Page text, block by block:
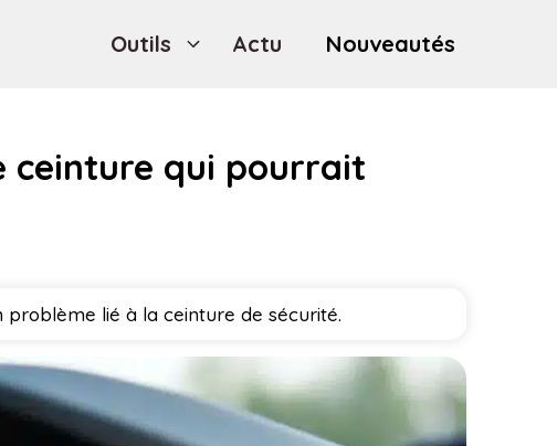
Outils Actu Nouveautés
ceinture qui pourrait
lié à la ceinture de sécurité.